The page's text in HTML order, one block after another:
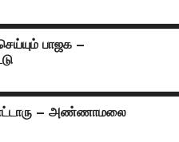
பாஜக –
– அண்ணாமலை